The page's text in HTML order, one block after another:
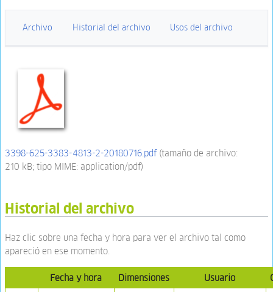
Archivo Historial del archivo Usos del archivo
3398-625-3383-4813-2-20180716.pdf‎ (tamaño de archivo:
210 kB; tipo MIME: application/pdf)
Historial del archivo
Haz clic sobre una fecha y hora para ver el archivo tal como
apareció en ese momento.
Fecha y hora Dimensiones Usuario